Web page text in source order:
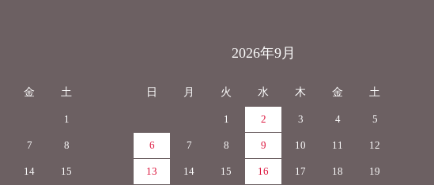
金 土
1
7 8
14 15
2026年9月
日 月 火 水 木 金 土
1 2 3 4 5
6 7 8 9 10 11 12
13 14 15 16 17 18 19